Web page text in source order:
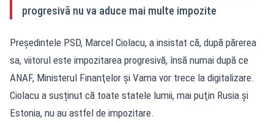
progresivă nu va aduce mai multe impozite
Preşedintele PSD, Marcel Ciolacu, a insistat că, după părerea
sa, viitorul este impozitarea progresivă, însă numai după ce
ANAF, Ministerul Finanţelor şi Vama vor trece la digitalizare.
Ciolacu a susținut că toate statele lumii, mai puţin Rusia şi
Estonia, nu au astfel de impozitare.